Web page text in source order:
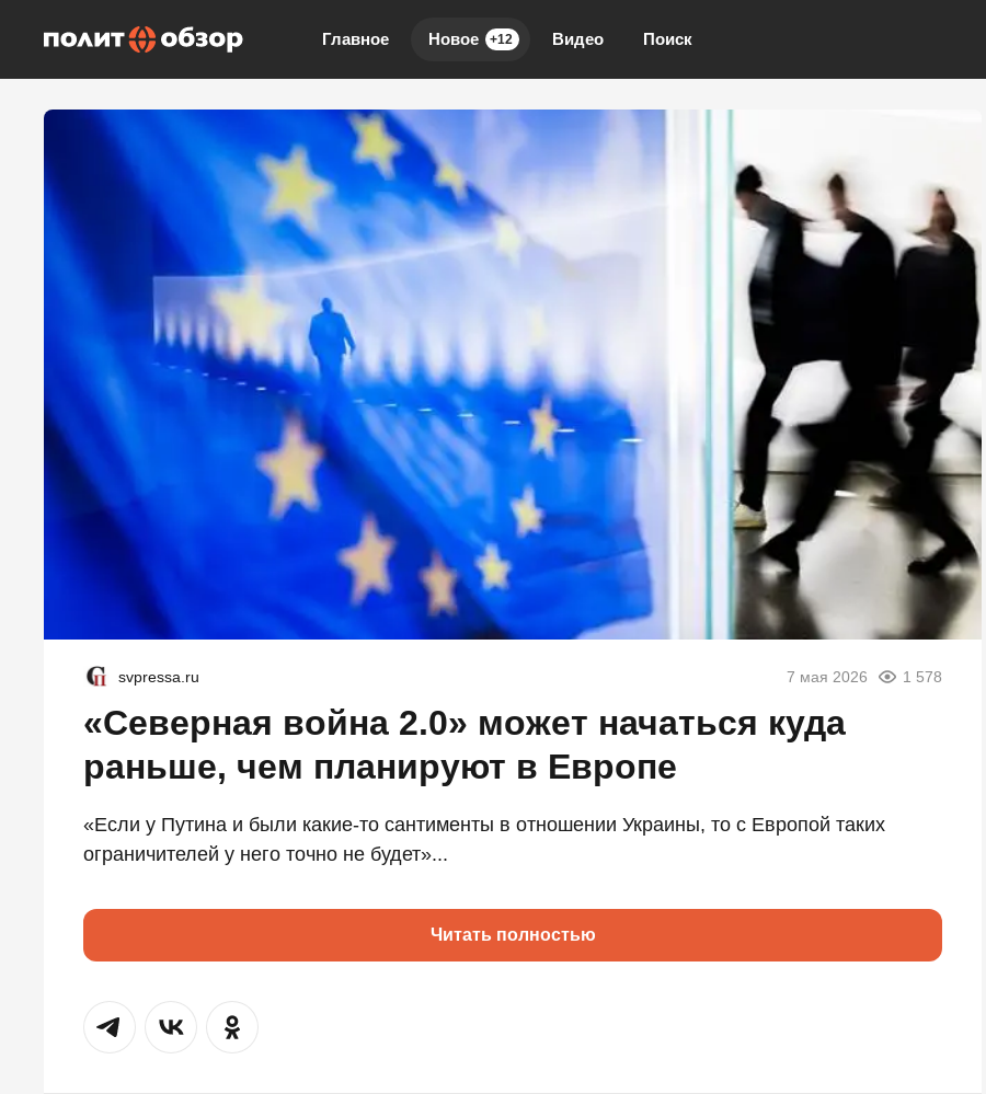
Главное Новое +12 Видео Поиск
svpressa.ru 7 мая 2026 1 578
«Северная война 2.0» может начаться куда
раньше, чем планируют в Европе
«Если у Путина и были какие-то сантименты в отношении Украины, то с Европой таких
ограничителей у него точно не будет»...
Читать полностью